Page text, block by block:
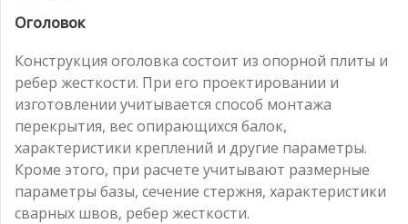
Оголовок
Конструкция оголовка состоит из опорной плиты и
ребер жесткости. При его проектировании и
изготовлении учитывается способ монтажа
перекрытия, вес опирающихся балок,
характеристики креплений и другие параметры.
Кроме этого, при расчете учитывают размерные
параметры базы, сечение стержня, характеристики
сварных швов, ребер жесткости.